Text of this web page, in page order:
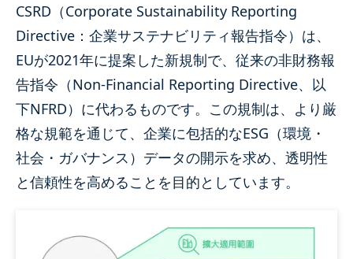
CSRD（Corporate Sustainability Reporting
Directive：企業サステナビリティ報告指令）は、
EUが2021年に提案した新規制で、従来の非財務報
告指令（Non-Financial Reporting Directive、以
下NFRD）に代わるものです。この規制は、より厳
格な規範を通じて、企業に包括的なESG（環境・
社会・ガバナンス）データの開示を求め、透明性
と信頼性を高めることを目的としています。